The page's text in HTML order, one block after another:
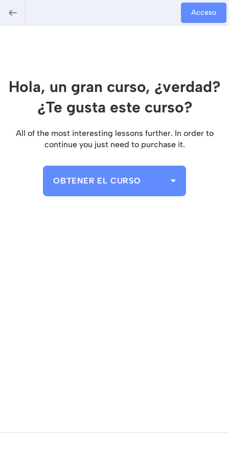
Acceso
Hola, un gran curso, ¿verdad?
¿Te gusta este curso?
All of the most interesting lessons further. In order to
continue you just need to purchase it.
OBTENER EL CURSO